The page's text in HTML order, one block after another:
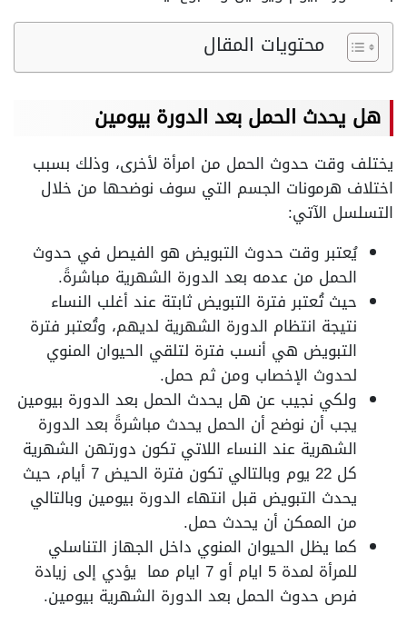
محتويات المقال
هل يحدث الحمل بعد الدورة بيومين
يختلف وقت حدوث الحمل من امرأة لأخرى، وذلك بسبب
اختلاف هرمونات الجسم التي سوف نوضحها من خلال
التسلسل الآتي:
يُعتبر وقت حدوث التبويض هو الفيصل في حدوث
الحمل من عدمه بعد الدورة الشهرية مباشرةً.
حيث تُعتبر فترة التبويض ثابتة عند أغلب النساء
نتيجة انتظام الدورة الشهرية لديهم، وتُعتبر فترة
التبويض هي أنسب فترة لتلقي الحيوان المنوي
لحدوث الإخصاب ومن ثم حمل.
ولكي نجيب عن هل يحدث الحمل بعد الدورة بيومين
يجب أن نوضح أن الحمل يحدث مباشرةً بعد الدورة
الشهرية عند النساء اللاتي تكون دورتهن الشهرية
كل 22 يوم وبالتالي تكون فترة الحيض 7 أيام، حيث
يحدث التبويض قبل انتهاء الدورة بيومين وبالتالي
من الممكن أن يحدث حمل.
كما يظل الحيوان المنوي داخل الجهاز التناسلي
للمرأة لمدة 5 ايام أو 7 ايام مما يؤدي إلى زيادة
فرص حدوث الحمل بعد الدورة الشهرية بيومين.